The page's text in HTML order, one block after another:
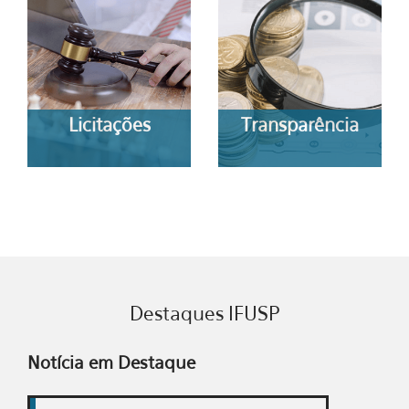
Licitações Transparência
Destaques IFUSP
Notícia em Destaque